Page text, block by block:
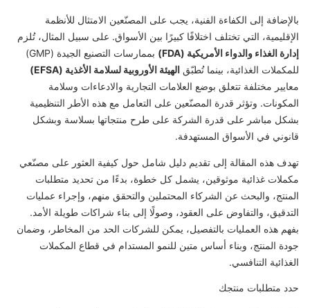
بالإضافة إلى الكفاءة الفنية، يجب على المصنّعين الامتثال للأنظمة
الإقليمية، التي تختلف اختلافًا كبيرًا بين الأسواق. على سبيل المثال، تُلزم
إدارة الغذاء والدواء الأمريكية (FDA)
بممارسات التصنيع الجيدة (GMP)
للمكملات الغذائية، بينما تُطبّق الهيئة الأوروبية لسلامة الأغذية (EFSA)
معايير مختلفة تتعلق بوضع العلامات التجارية والادعاءات وسلامة
المكونات. وتؤثر قدرة المصنّعين على التعامل مع هذه الأطر التنظيمية
بشكل مباشر على قدرة الشركة على طرح منتجاتها بسلاسة وبشكل
قانوني في الأسواق المستهدفة.
تهدف هذه المقالة إلى تقديم دليل شامل حول كيفية العثور على مصنّعي
مكملات غذائية موثوقين، يشمل كل خطوة، بدءًا من تحديد متطلبات
المنتج، والبحث عن الشركاء المحتملين والتحقق منهم، وإجراء عمليات
التدقيق، والتفاوض على العقود، وصولًا إلى بناء شراكات طويلة الأمد.
بفهم هذه العمليات بالتفصيل، يمكن للشركات الحد من المخاطر، وضمان
جودة المنتج، وبناء أساس متين للنمو المستدام في قطاع المكملات
الغذائية التنافسي.
حدد متطلبات منتجك